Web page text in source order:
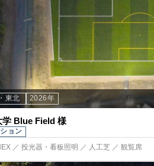
東北 2026年
学 Blue Field 様
ョン
／ 投光器・看板照明 ／ 人工芝 ／ 観覧席